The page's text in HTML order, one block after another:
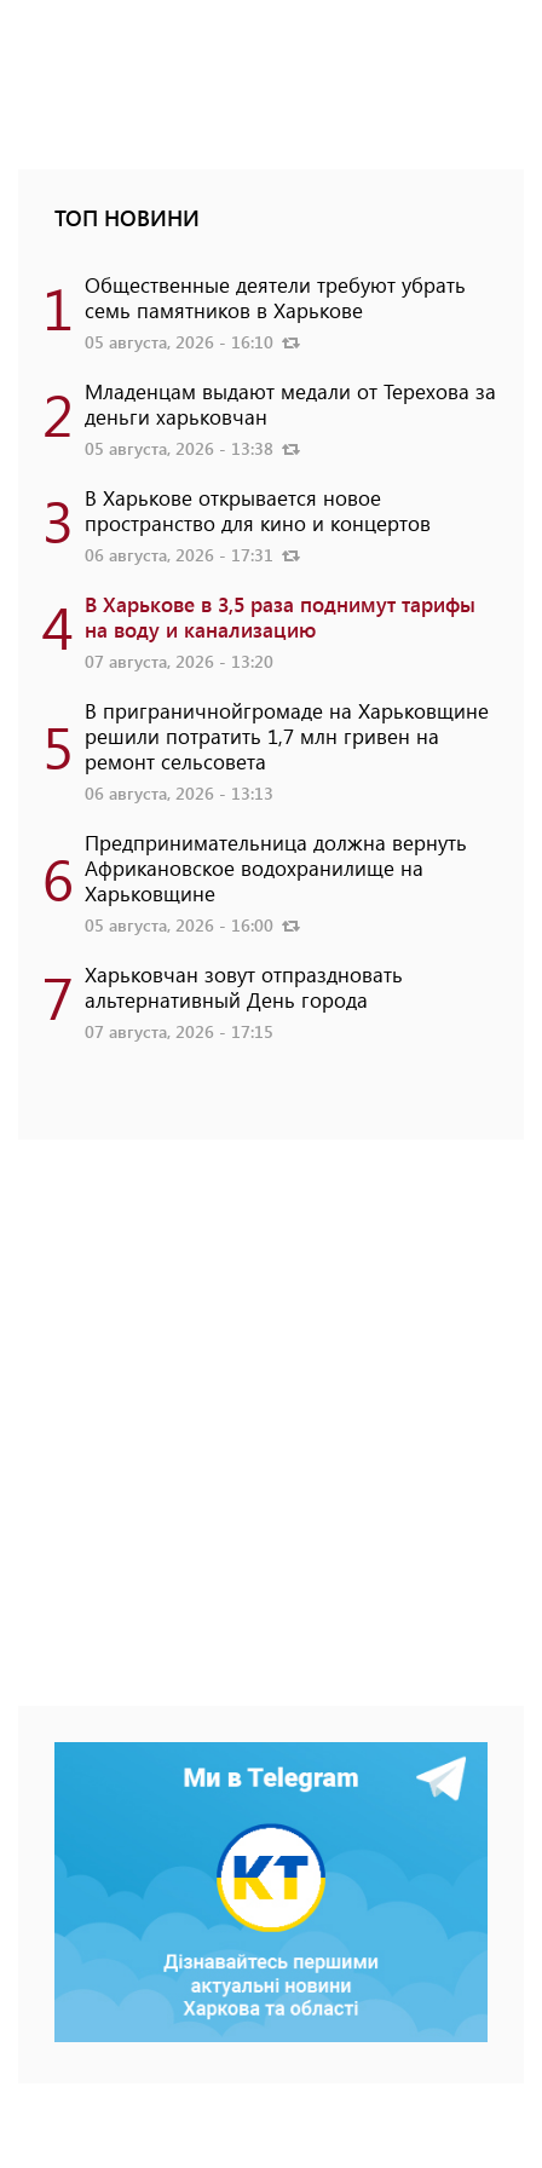
ТОП НОВИНИ
1 Общественные деятели требуют убрать
семь памятников в Харькове
05 августа, 2026 - 16:10
2 Младенцам выдают медали от Терехова за
деньги харьковчан
05 августа, 2026 - 13:38
3 В Харькове открывается новое
пространство для кино и концертов
06 августа, 2026 - 17:31
4 В Харькове в 3,5 раза поднимут тарифы
на воду и канализацию
07 августа, 2026 - 13:20
5 В приграничнойгромаде на Харьковщине
решили потратить 1,7 млн ​​гривен на
ремонт сельсовета
06 августа, 2026 - 13:13
6 Предпринимательница должна вернуть
Африкановское водохранилище на
Харьковщине
05 августа, 2026 - 16:00
7 Харьковчан зовут отпраздновать
альтернативный День города
07 августа, 2026 - 17:15